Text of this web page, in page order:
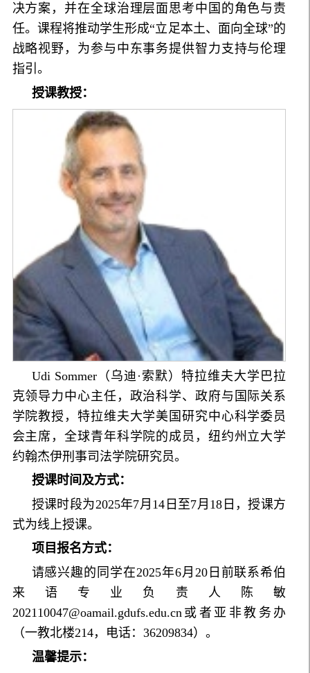
决方案，并在全球治理层面思考中国的角色与责
任。课程将推动学生形成“立足本土、面向全球”的
战略视野，为参与中东事务提供智力支持与伦理
指引。
授课教授：
Udi Sommer（乌迪·索默）特拉维夫大学巴拉
克领导力中心主任，政治科学、政府与国际关系
学院教授，特拉维夫大学美国研究中心科学委员
会主席，全球青年科学院的成员，纽约州立大学
约翰杰伊刑事司法学院研究员。
授课时间及方式：
授课时段为2025年7月14日至7月18日，授课方
式为线上授课。
项目报名方式：
请感兴趣的同学在2025年6月20日前联系希伯
来语专业负责人陈敏
202110047@oamail.gdufs.edu.cn或者亚非教务办
（一教北楼214，电话：36209834）。
温馨提示：